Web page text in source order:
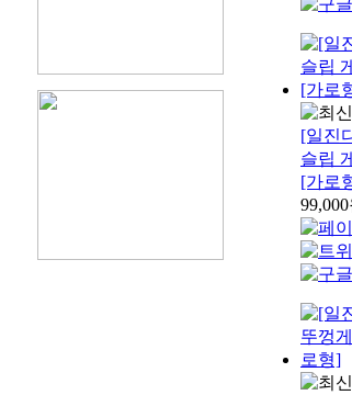
[일진
슬립
[가로
99,000